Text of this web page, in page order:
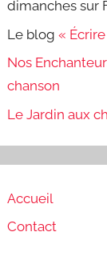
dimanches sur
Le blog«
Nos
chanson
Le Jardin aux
Accueil
Contact